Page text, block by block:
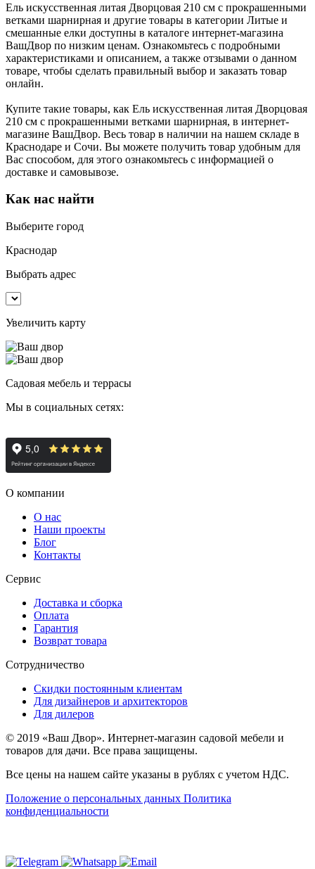
Ель искусственная литая Дворцовая 210 см с прокрашенными
ветками шарнирная и другие товары в категории Литые и
смешанные елки доступны в каталоге интернет-магазина
ВашДвор по низким ценам. Ознакомьтесь с подробными
характеристиками и описанием, а также отзывами о данном
товаре, чтобы сделать правильный выбор и заказать товар
онлайн.
Купите такие товары, как Ель искусственная литая Дворцовая
210 см с прокрашенными ветками шарнирная, в интернет-
магазине ВашДвор. Весь товар в наличии на нашем складе в
Краснодаре и Сочи. Вы можете получить товар удобным для
Вас способом, для этого ознакомьтесь с информацией о
доставке и самовывозе.
Как нас найти
Выберите город
Краснодар
Выбрать адрес
Увеличить карту
Садовая мебель и террасы
Мы в социальных сетях:
О компании
О нас
Наши проекты
Блог
Контакты
Сервис
Доставка и сборка
Оплата
Гарантия
Возврат товара
Сотрудничество
Скидки постоянным клиентам
Для дизайнеров и архитекторов
Для дилеров
© 2019 «Ваш Двор». Интернет-магазин садовой мебели и
товаров для дачи. Все права защищены.
Все цены на нашем сайте указаны в рублях с учетом НДС.
Положение о персональных данных Политика
конфиденциальности